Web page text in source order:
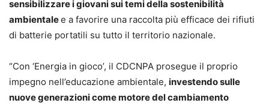
sensibilizzare i giovani sui temi della sostenibilità
ambientalee a favorire una raccolta più efficace dei rifiuti
di batterie portatili su tutto il territorio nazionale.
“Con ‘Energia in gioco’, il CDCNPA prosegue il proprio
impegno nell’educazione ambientale, investendo sulle
nuove generazioni come motore del cambiamento